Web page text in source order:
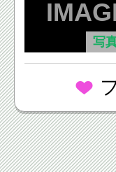
写